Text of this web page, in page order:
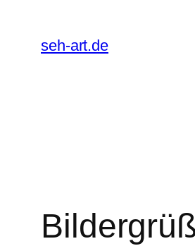
springen
seh-art.de